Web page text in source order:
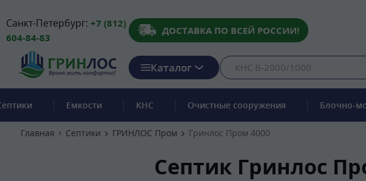
Санкт-Петербург: +7 (812)
604-84-83
ДОСТАВКА ПО ВСЕЙ РОССИИ!
Каталог
Емкости КНС Очистные сооружения Блочно-
Главная Септики ГРИНЛОС Пром Гринлос Пром 4000
Септик Гринлос